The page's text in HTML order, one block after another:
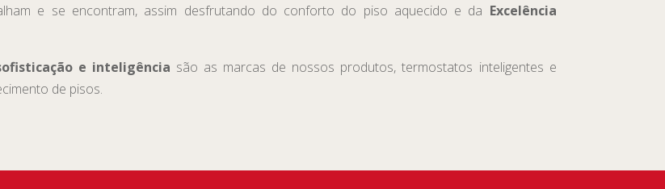
e se encontram, assim desfrutando do conforto do piso aquecido e da Excelência
e inteligência são as marcas de nossos produtos, termostatos inteligentes e
de pisos.